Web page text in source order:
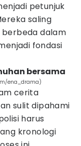
petunjuk
saling
berbeda dalam
fondasi
bersama
ena_drama)
cerita
sulit dipahami
harus
kronologi